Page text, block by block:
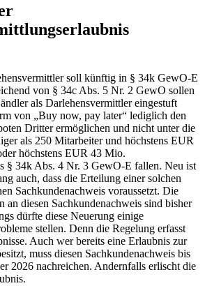
soll künftig in § 34k GewO-E
von § 34c Abs. 5 Nr. 2 GewO sollen
als Darlehensvermittler eingestuft
von „Buy now, pay later“ lediglich den
Dritter ermöglichen und nicht unter die
als 250 Mitarbeiter und höchstens EUR
höchstens EUR 43 Mio.
§ 34k Abs. 4 Nr. 3 GewO-E fallen. Neu ist
auch, dass die Erteilung einer solchen
Sachkundenachweis voraussetzt. Die
an diesen Sachkundenachweis sind bisher
dürfte diese Neuerung einige
stellen. Denn die Regelung erfasst
Auch wer bereits eine Erlaubnis zur
muss diesen Sachkundenachweis bis
2026 nachreichen. Andernfalls erlischt die